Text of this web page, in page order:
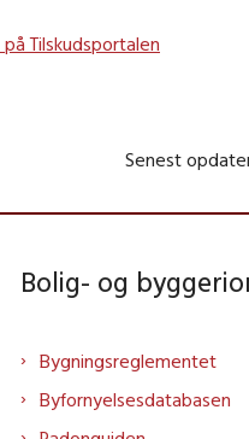
Tilskudsportalen
Senest
Bolig- og
Bygningsreglementet
Byfornyelsesdatabasen